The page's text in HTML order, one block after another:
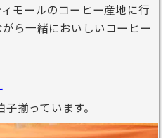
モールのコーヒー産地に行
ら一緒においしいコーヒー
揃っています。